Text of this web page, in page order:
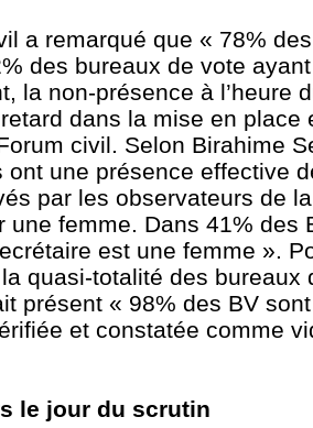
a remarqué que « 78%
des bureaux de vote
la non-présence à l’heure
dans la mise en place
civil. Selon Birahime
une présence effective
par les observateurs de
femme. Dans 41% des
est une femme ».
quasi-totalité des bureaux
présent « 98% des BV sont
et constatée comme
le jour du scrutin